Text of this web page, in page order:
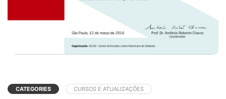
CATEGORIES CURSOS E ATUALIZAÇÕES